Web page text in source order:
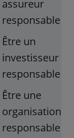
assureur
responsable
Être un
investisseur
responsable
Être une
organisation
responsable